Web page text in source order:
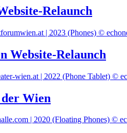
Relaunch
Website-Relaunch
Wien